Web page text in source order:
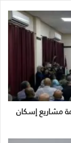
مشاريع إسكان